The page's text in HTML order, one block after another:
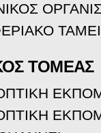
ΤΟΜΕΑΣ